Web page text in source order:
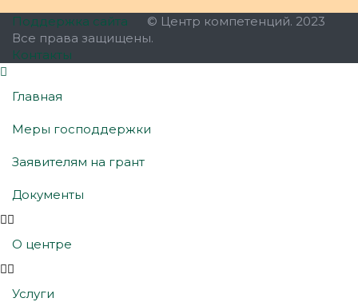
Поддержка сайта
© Центр компетенций. 2023
Все права защищены.
Контакты
Главная
Меры господдержки
Заявителям на грант
Документы
О центре
Услуги